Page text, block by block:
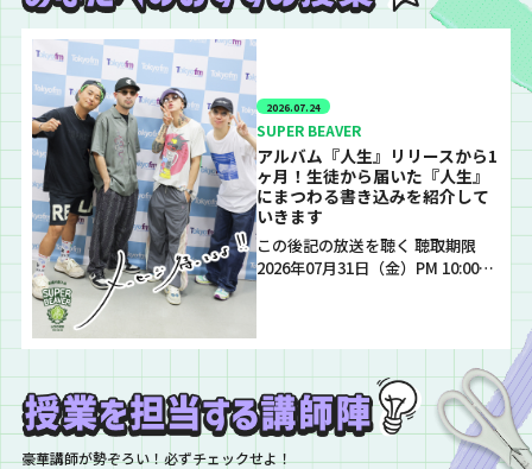
2026.07.24
SUPER BEAVER
アルバム『人生』リリースから1
ヶ月！生徒から届いた『人生』
にまつわる書き込みを紹介して
いきます
この後記の放送を聴く 聴取期限
2026年07月31日（金）PM 10:00…
豪華講師が勢ぞろい！必ずチェックせよ！